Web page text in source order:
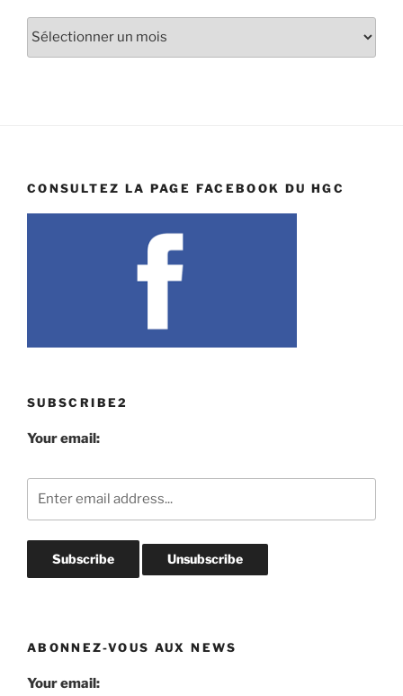
Archives
CONSULTEZ LA PAGE FACEBOOK DU HGC
SUBSCRIBE2
Your email:
ABONNEZ-VOUS AUX NEWS
Your email: